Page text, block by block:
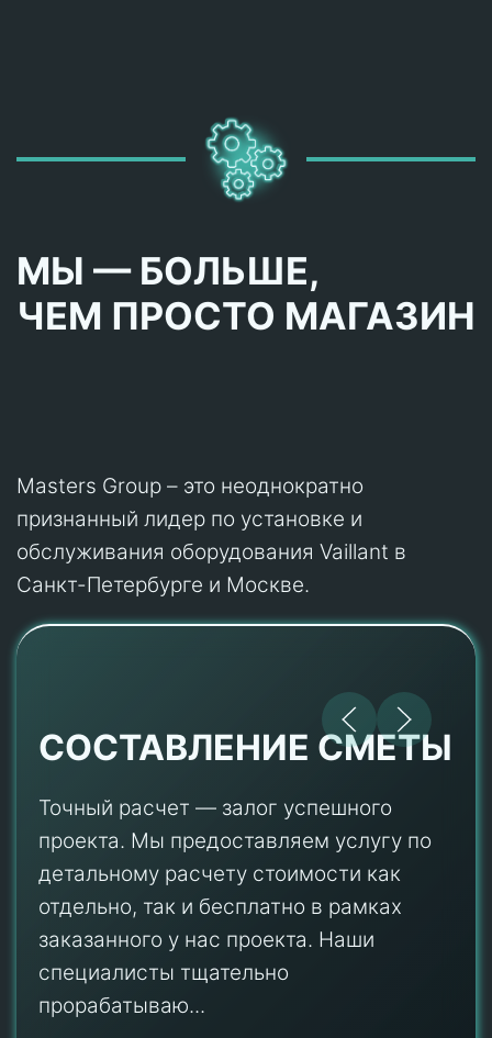
МЫ — БОЛЬШЕ,
ЧЕМ ПРОСТО МАГАЗИН
Masters Group – это неоднократно
признанный лидер по установке и
обслуживания оборудования Vaillant в
Санкт-Петербурге и Москве.
СОСТАВЛЕНИЕ СМЕТЫ
Точный расчет — залог успешного
проекта. Мы предоставляем услугу по
детальному расчету стоимости как
отдельно, так и бесплатно в рамках
заказанного у нас проекта. Наши
специалисты тщательно
прорабатываю...